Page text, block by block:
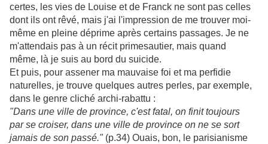
certes, les vies de Louise et de Franck ne sont pas celles
dont ils ont rêvé, mais j'ai l'impression de me trouver moi-
même en pleine déprime après certains passages. Je ne
m'attendais pas à un récit primesautier, mais quand
même, là je suis au bord du suicide.
Et puis, pour assener ma mauvaise foi et ma perfidie
naturelles, je trouve quelques autres perles, par exemple,
dans le genre cliché archi-rabattu :
"Dans une ville de province, c'est fatal, on finit toujours
par se croiser, dans une ville de province on ne se sort
jamais de son passé."(p.34) Ouais, bon, le parisianisme